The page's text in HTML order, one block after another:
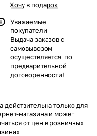
Хочу в подарок
Уважаемые
покупатели!
Выдача заказов с
самовывозом
осуществляется по
предварительной
договоренности!
действительна только для
магазина и может
от цен в розничных